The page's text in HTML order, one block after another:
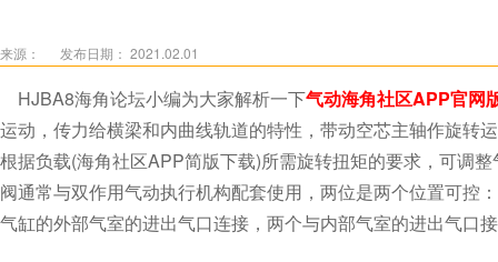
来源： 发布日期： 2021.02.01
HJBA8海角论坛小编为大家解析一下气动海角社区APP官网
运动，传力给横梁和内曲线轨道的特性，带动空芯主轴作旋转
根据负载(海角社区APP简版下载)所需旋转扭矩的要求，可调
阀通常与双作用气动执行机构配套使用，两位是两个位置可控：
气缸的外部气室的进出气口连接，两个与内部气室的进出气口接